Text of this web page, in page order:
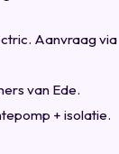
Aanvraag via
van Ede.
+ isolatie.